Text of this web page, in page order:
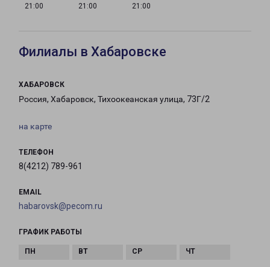
21:00
21:00
21:00
Филиалы в Хабаровске
ХАБАРОВСК
Россия, Хабаровск, Тихоокеанская улица, 73Г/2
на карте
ТЕЛЕФОН
8(4212) 789-961
EMAIL
habarovsk@pecom.ru
ГРАФИК РАБОТЫ